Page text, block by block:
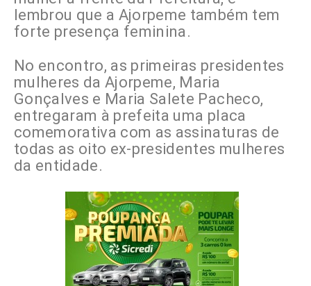
lembrou que a Ajorpeme também tem
forte presença feminina.
No encontro, as primeiras presidentes
mulheres da Ajorpeme, Maria
Gonçalves e Maria Salete Pacheco,
entregaram à prefeita uma placa
comemorativa com as assinaturas de
todas as oito ex-presidentes mulheres
da entidade.